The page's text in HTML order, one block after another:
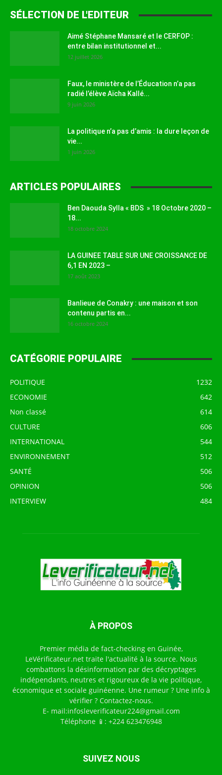
SÉLECTION DE L'EDITEUR
Aimé Stéphane Mansaré et le CERFOP :
entre bilan institutionnel et...
12 juillet 2026
Faux, le ministère de l’Éducation n’a pas
radié l’élève Aïcha Kallé...
9 juin 2026
La politique n’a pas d’amis : la dure leçon de
vie...
1 juin 2026
ARTICLES POPULAIRES
Ben Daouda Sylla « BDS » 18 Octobre 2020 –
18...
18 octobre 2024
LA GUINEE TABLE SUR UNE CROISSANCE DE
6,1 EN 2023 –
17 août 2023
Banlieue de Conakry : une maison et son
contenu partis en...
16 octobre 2024
CATÉGORIE POPULAIRE
POLITIQUE
1232
ECONOMIE
642
Non classé
614
CULTURE
606
INTERNATIONAL
544
ENVIRONNEMENT
512
SANTÉ
506
OPINION
506
INTERVIEW
484
À PROPOS
Premier média de fact-checking en Guinée,
LeVérificateur.net traite l'actualité à la source. Nous
combattons la désinformation par des décryptages
indépendants, neutres et rigoureux de la vie politique,
économique et sociale guinéenne. Une rumeur ? Une info à
vérifier ? Contactez-nous.
E- mail:infosleverificateur224@gmail.com
Téléphone 📱: +224 623476948
SUIVEZ NOUS